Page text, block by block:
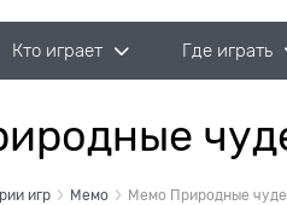
Кто играет Где играть
игр Мемо Мемо Природные